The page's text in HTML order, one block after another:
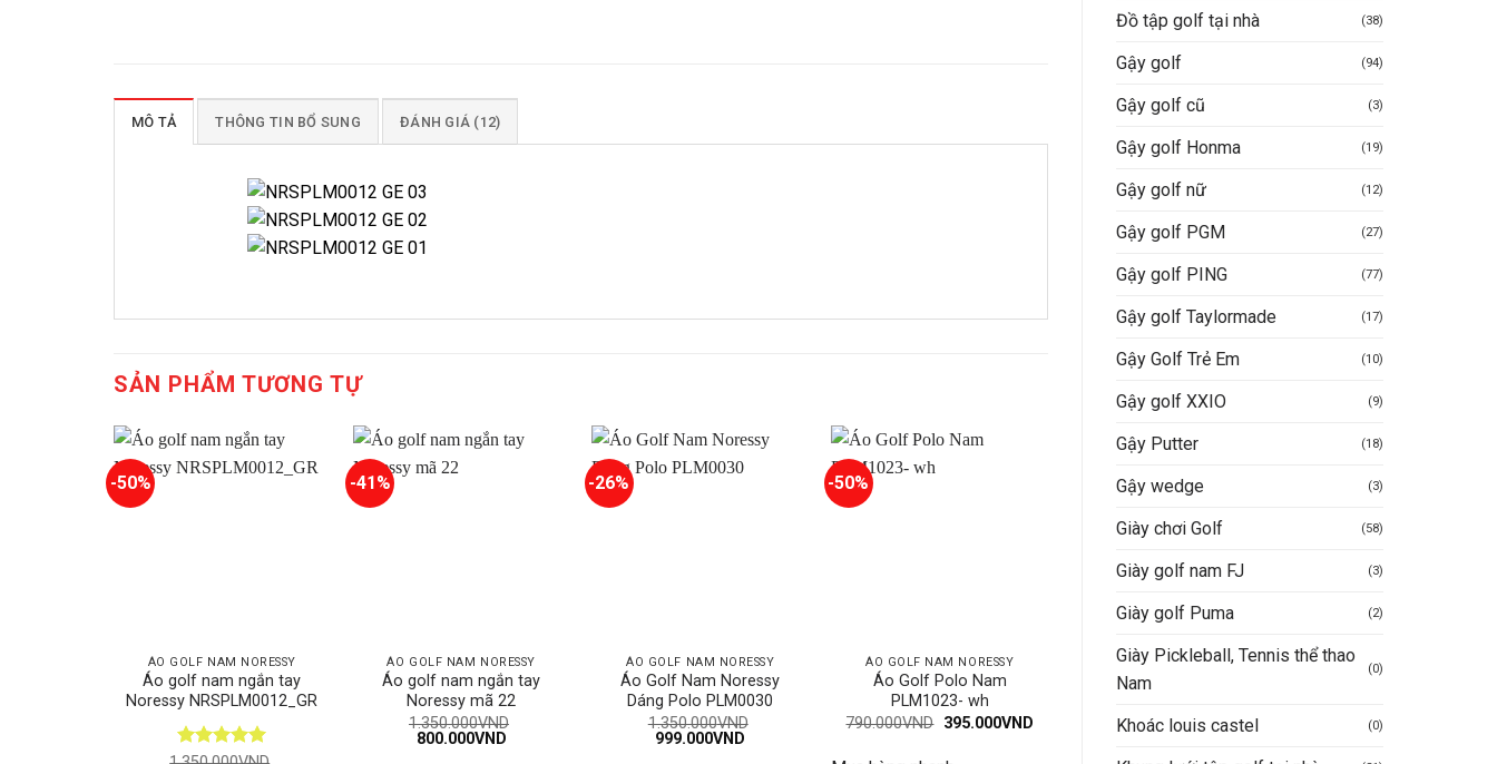
Đồ tập golf tại nhà (38)
Gậy golf (94)
Gậy golf cũ (3)
Gậy golf Honma (19)
Gậy golf nữ (12)
Gậy golf PGM (27)
Gậy golf PING (77)
Gậy golf Taylormade (17)
Gậy Golf Trẻ Em (10)
Gậy golf XXIO (9)
Gậy Putter (18)
Gậy wedge (3)
Giày chơi Golf (58)
Giày golf nam FJ (3)
Giày golf Puma (2)
Giày Pickleball, Tennis thể thao
Nam
(0)
Khoác louis castel (0)
MÔ TẢ THÔNG TIN BỔ SUNG ĐÁNH GIÁ (12)
SẢN PHẨM TƯƠNG TỰ
-50%
ÁO GOLF NAM NORESSY
Áo golf nam ngắn tay
Noressy NRSPLM0012_GR
-41%
ÁO GOLF NAM NORESSY
Áo golf nam ngắn tay
Noressy mã 22
1.350.000VND
Giá
800.000VNDGiá
-26%
ÁO GOLF NAM NORESSY
Áo Golf Nam Noressy
Dáng Polo PLM0030
1.350.000VND
Giá
999.000VND
-50%
ÁO GOLF NAM NORESSY
Áo Golf Polo Nam
PLM1023- wh
790.000VND Giá
395.000VNDGiá
ÁO GOLF NAM NORESSY
Áo Golf Nam Noressy
ÁO GOLF NAM NORESSY
Áo golf nam Noressy